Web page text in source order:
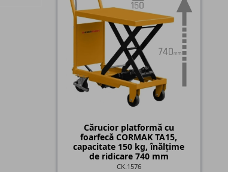
Cărucior platformă cu
foarfecă CORMAK TA15,
capacitate 150 kg, înălțime
de ridicare 740 mm
CK.1576